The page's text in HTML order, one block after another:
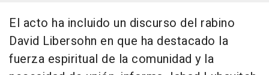
El acto ha incluido un discurso del rabino
David Libersohn en que ha destacado la
fuerza espiritual de la comunidad y la